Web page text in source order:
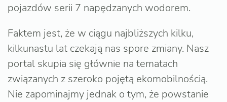
pojazdów serii 7 napędzanych wodorem.
Faktem jest, że w ciągu najbliższych kilku,
kilkunastu lat czekają nas spore zmiany. Nasz
portal skupia się głównie na tematach
związanych z szeroko pojętą ekomobilnością.
Nie zapominajmy jednak o tym, że powstanie